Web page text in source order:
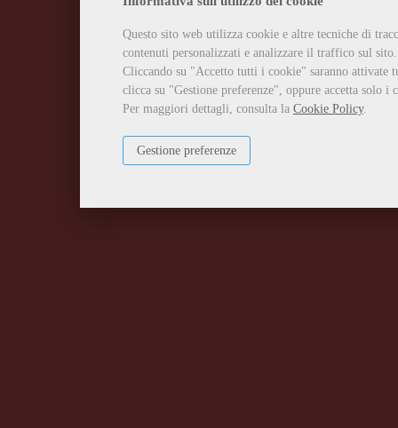
Questo sito web utilizza cookie e altre tecniche di
contenuti personalizzati e analizzare il traffico sul sito.
Cliccando su "Accetto tutti i cookie" saranno attivate
clicca su "Gestione preferenze", oppure accetta solo
Per maggiori dettagli, consulta la Cookie Policy.
Gestione preferenze